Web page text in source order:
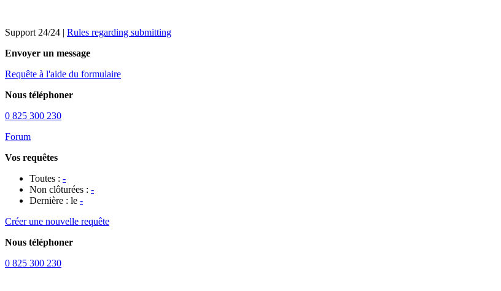
Support 24/24 | Rules regarding submitting
Envoyer un message
Requête à l'aide du formulaire
Nous téléphoner
0 825 300 230
Forum
Vos requêtes
Toutes : -
Non clôturées : -
Dernière : le -
Créer une nouvelle requête
Nous téléphoner
0 825 300 230